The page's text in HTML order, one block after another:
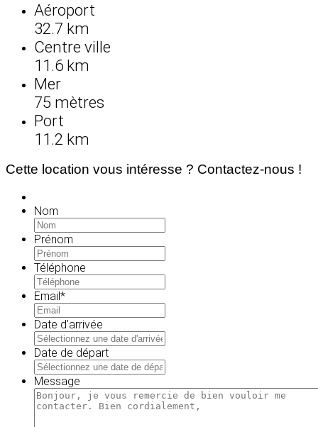
Aéroport
32.7 km
Centre ville
11.6 km
Mer
75 mètres
Port
11.2 km
Cette location vous intéresse ? Contactez-nous !
Nom
Prénom
Téléphone
Email*
Date d'arrivée
JJ
slash
AAAA
Date de départ
JJ
slash
Message